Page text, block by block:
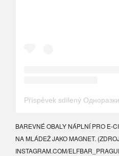
BAREVNÉ OBALY NÁPLNÍ PRO E-
NA MLÁDEŽ JAKO MAGNET.
INSTAGRAM.COM/